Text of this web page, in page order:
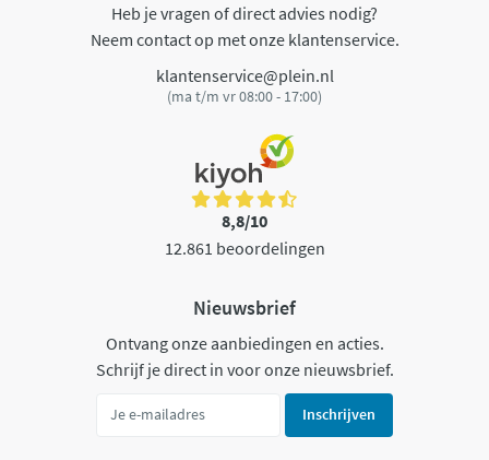
Heb je vragen of direct advies nodig?
Neem contact op met onze klantenservice.
klantenservice@plein.nl
(ma t/m vr 08:00 - 17:00)
8,8/10
12.861 beoordelingen
Nieuwsbrief
Ontvang onze aanbiedingen en acties.
Schrijf je direct in voor onze nieuwsbrief.
Inschrijven